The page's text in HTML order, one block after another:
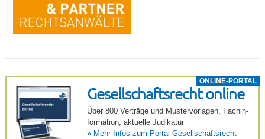
ONLINE-PORTAL
Gesell­schafts­recht online
Über 800 Verträge und Muster­vor­lagen, Fach­in­
for­ma­tion, aktu­elle Judi­katur
»Mehr Infos zum Portal Gesell­schafts­recht